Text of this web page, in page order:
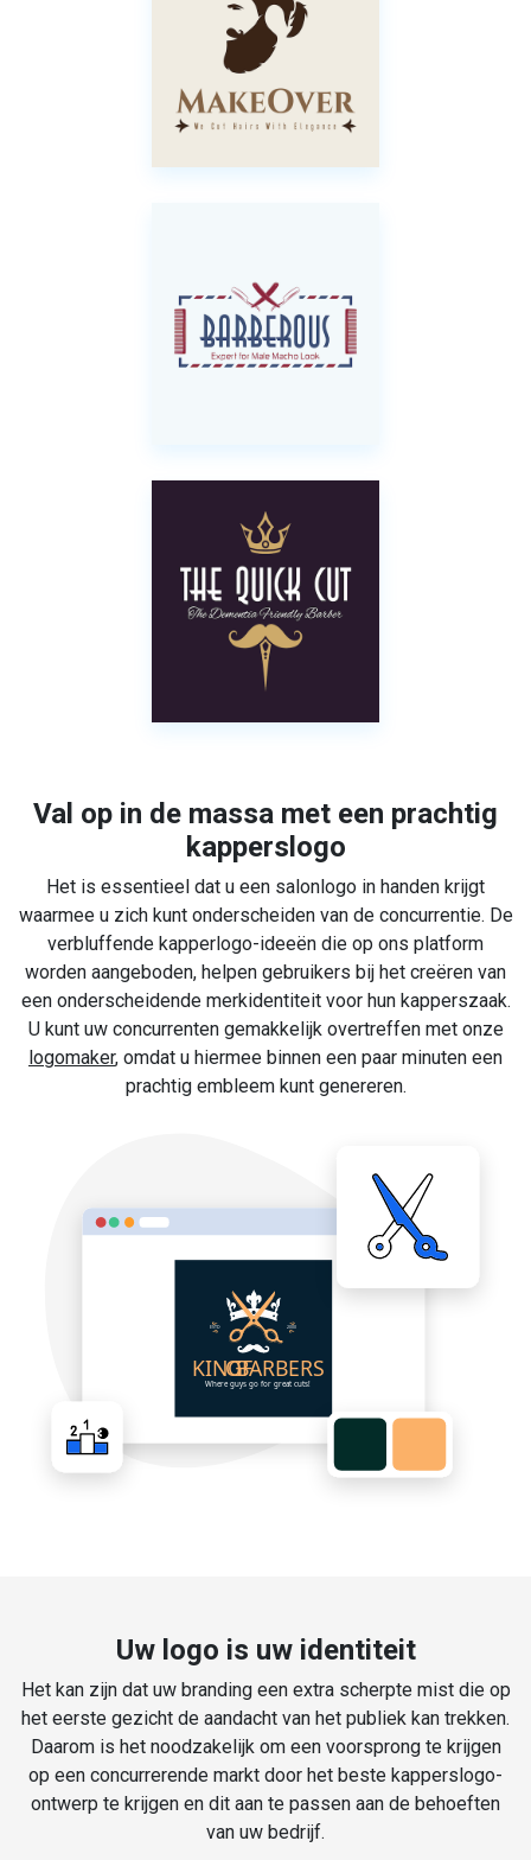
Val op in de massa met een prachtig
kapperslogo
Het is essentieel dat u een salonlogo in handen krijgt
waarmee u zich kunt onderscheiden van de concurrentie. De
verbluffende kapperlogo-ideeën die op ons platform
worden aangeboden, helpen gebruikers bij het creëren van
een onderscheidende merkidentiteit voor hun kapperszaak.
U kunt uw concurrenten gemakkelijk overtreffen met onze
logomaker, omdat u hiermee binnen een paar minuten een
prachtig embleem kunt genereren.
Uw logo is uw identiteit
Het kan zijn dat uw branding een extra scherpte mist die op
het eerste gezicht de aandacht van het publiek kan trekken.
Daarom is het noodzakelijk om een voorsprong te krijgen
op een concurrerende markt door het beste kapperslogo-
ontwerp te krijgen en dit aan te passen aan de behoeften
van uw bedrijf.